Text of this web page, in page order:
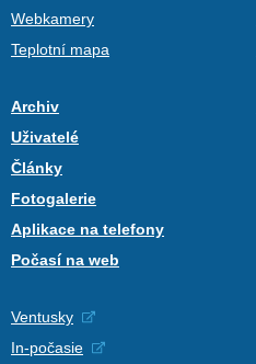
Webkamery
Teplotní mapa
Archiv
Uživatelé
Články
Fotogalerie
Aplikace na telefony
Počasí na web
Ventusky
In-počasie